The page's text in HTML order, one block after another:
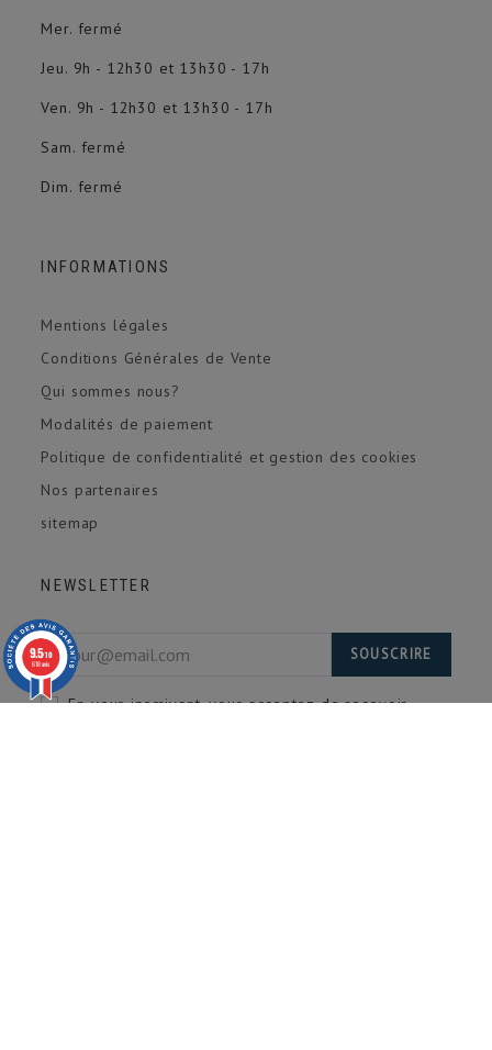
Mer. fermé
Jeu. 9h - 12h30 et 13h30 - 17h
Ven. 9h - 12h30 et 13h30 - 17h
Sam. fermé
Dim. fermé
INFORMATIONS
Mentions légales
Conditions Générales de Vente
Qui sommes nous?
Modalités de paiement
Politique de confidentialité et gestion des cookies
Nos partenaires
sitemap
NEWSLETTER
SOUSCRIRE
En vous inscrivant, vous acceptez de recevoir
9.5/10
618 avis